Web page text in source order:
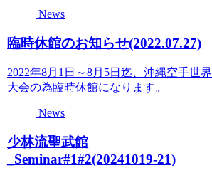
News
臨時休館のお知らせ(2022.07.27)
2022年8月1日～8月5日迄、沖縄空手世界
大会の為臨時休館になります。
News
少林流聖武館
_Seminar#1#2(20241019-21)